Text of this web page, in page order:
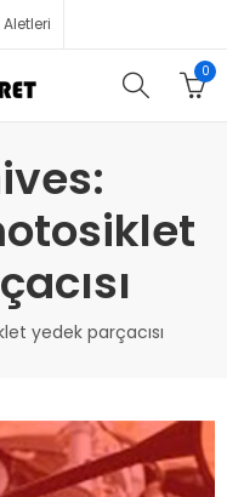
0
yedek parçacısı